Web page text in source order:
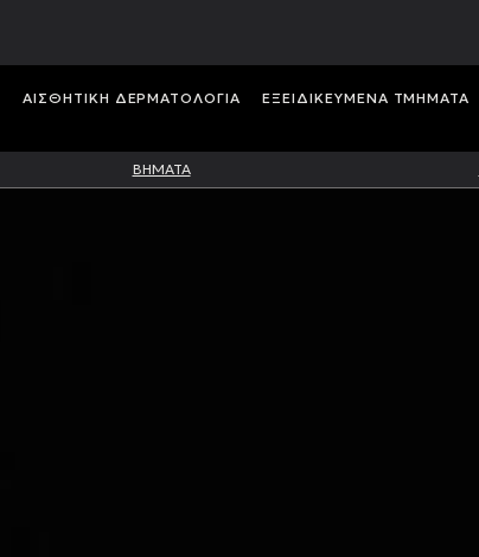
ΑΙΣΘΗΤΙΚH ΔΕΡΜΑΤΟΛΟΓIΑ ΕΞΕΙΔΙΚΕΥΜΕΝΑ ΤΜΗΜΑΤΑ
ΒΗΜΑΤΑ